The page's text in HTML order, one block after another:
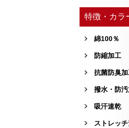
特徴・カラ
綿100％
防縮加工
抗菌防臭
撥水・防
吸汗速乾
ストレッ